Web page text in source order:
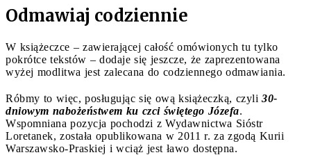
Odmawiaj codziennie
W książeczce – zawierającej całość omówionych tu tylko
pokrótce tekstów – dodaje się jeszcze, że zaprezentowana
wyżej modlitwa jest zalecana do codziennego odmawiania.
Róbmy to więc, posługując się ową książeczką, czyli 30-
dniowym nabożeństwem ku czci świętego Józefa.
Wspomniana pozycja pochodzi z Wydawnictwa Sióstr
Loretanek, została opublikowana w 2011 r. za zgodą Kurii
Warszawsko-Praskiej i wciąż jest ławo dostępna.